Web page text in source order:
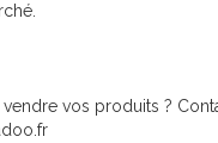
vos produits ?